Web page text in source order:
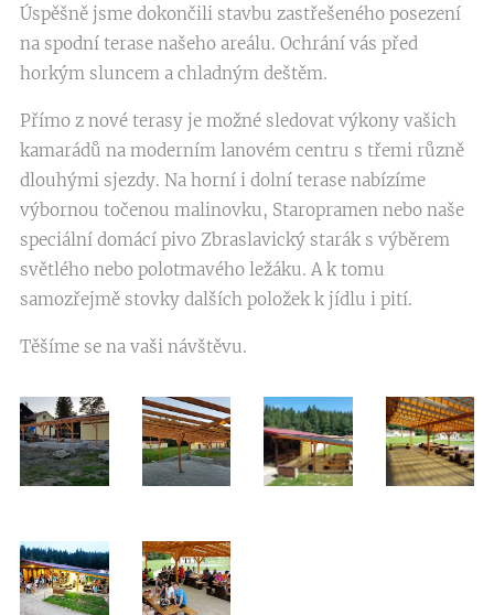
Úspěšně jsme dokončili stavbu zastřešeného posezení
na spodní terase našeho areálu. Ochrání vás před
horkým sluncem a chladným deštěm.
Přímo z nové terasy je možné sledovat výkony vašich
kamarádů na moderním lanovém centru s třemi různě
dlouhými sjezdy. Na horní i dolní terase nabízíme
výbornou točenou malinovku, Staropramen nebo naše
speciální domácí pivo Zbraslavický starák s výběrem
světlého nebo polotmavého ležáku. A k tomu
samozřejmě stovky dalších položek k jídlu i pití.
Těšíme se na vaši návštěvu.